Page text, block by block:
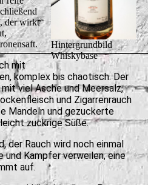
Hintergrundbild
Whiskybase
der wirkt
mit
komplex bis chaotisch. Der
viel Asche und Meersalz,
und Zigarrenrauch
Mandeln und gezuckerte
zuckrige Süße.
der Rauch wird noch einmal
und Kampfer verweilen, eine
auf.